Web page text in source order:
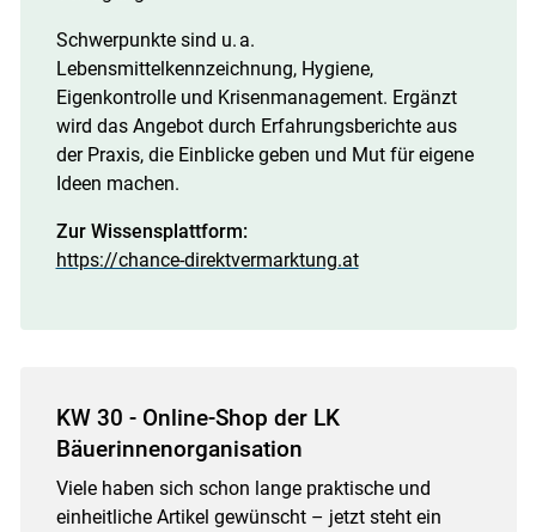
Schwerpunkte sind u. a.
Lebensmittelkennzeichnung, Hygiene,
Eigenkontrolle und Krisenmanagement. Ergänzt
wird das Angebot durch Erfahrungsberichte aus
der Praxis, die Einblicke geben und Mut für eigene
Ideen machen.
Zur Wissensplattform:
https://chance-direktvermarktung.at
KW 30 - Online-Shop der LK
Bäuerinnenorganisation
Viele haben sich schon lange praktische und
einheitliche Artikel gewünscht – jetzt steht ein